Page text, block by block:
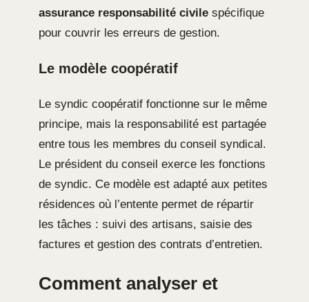
assurance responsabilité civile spécifique
pour couvrir les erreurs de gestion.
Le modèle coopératif
Le syndic coopératif fonctionne sur le même
principe, mais la responsabilité est partagée
entre tous les membres du conseil syndical.
Le président du conseil exerce les fonctions
de syndic. Ce modèle est adapté aux petites
résidences où l’entente permet de répartir
les tâches : suivi des artisans, saisie des
factures et gestion des contrats d’entretien.
Comment analyser et